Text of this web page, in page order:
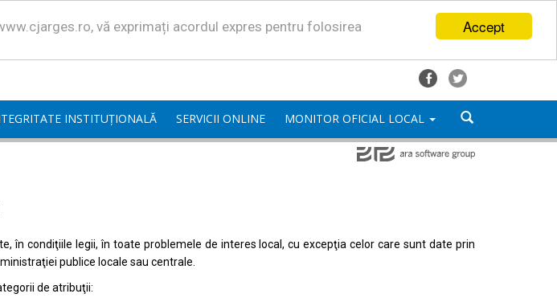
Accept
vă exprimați acordul expres pentru folosirea
INSTITUȚIONALĂ SERVICII ONLINE MONITOR OFICIAL LOCAL
în condiţiile legii, în toate problemele de interes local, cu excepţia celor care sunt date prin
publice locale sau centrale.
de atribuţii: